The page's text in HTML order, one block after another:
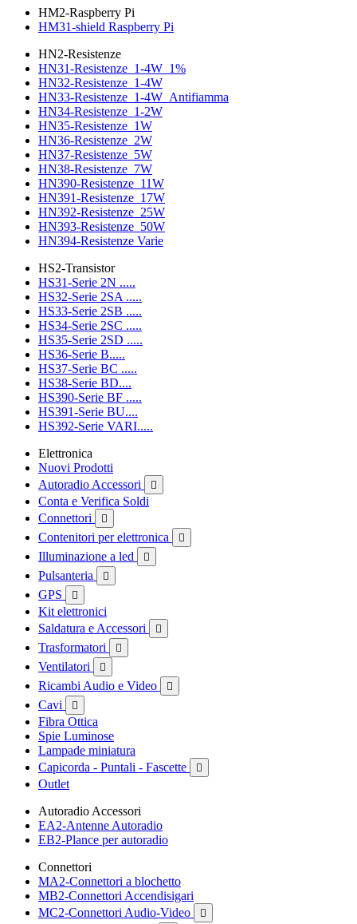
HM2-Raspberry Pi
HM31-shield Raspberry Pi
HN2-Resistenze
HN31-Resistenze_1-4W_1%
HN32-Resistenze_1-4W
HN33-Resistenze_1-4W_Antifiamma
HN34-Resistenze_1-2W
HN35-Resistenze_1W
HN36-Resistenze_2W
HN37-Resistenze_5W
HN38-Resistenze_7W
HN390-Resistenze_11W
HN391-Resistenze_17W
HN392-Resistenze_25W
HN393-Resistenze_50W
HN394-Resistenze Varie
HS2-Transistor
HS31-Serie 2N .....
HS32-Serie 2SA .....
HS33-Serie 2SB .....
HS34-Serie 2SC .....
HS35-Serie 2SD .....
HS36-Serie B.....
HS37-Serie BC .....
HS38-Serie BD....
HS390-Serie BF .....
HS391-Serie BU....
HS392-Serie VARI.....
Elettronica
Nuovi Prodotti
Autoradio Accessori

Conta e Verifica Soldi
Connettori

Contenitori per elettronica 
Illuminazione a led 
Pulsanteria 
GPS 
Kit elettronici
Saldatura e Accessori

Trasformatori 
Ventilatori 
Ricambi Audio e Video 
Cavi 
Fibra Ottica
Spie Luminose
Lampade miniatura
Capicorda - Puntali - Fascette

Outlet
Autoradio Accessori
EA2-Antenne Autoradio
EB2-Plance per autoradio
Connettori
MA2-Connettori a blochetto
MB2-Connettori Accendisigari
MC2-Connettori Audio-Video
